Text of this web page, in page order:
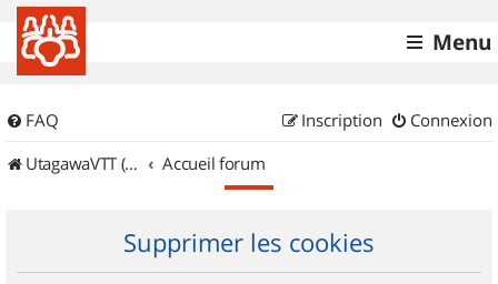
Menu
FAQ Connexion
Inscription
UtagawaVTT (Randos VTT et VTTAE avec traces GPS)
Accueil forum
Supprimer les cookies